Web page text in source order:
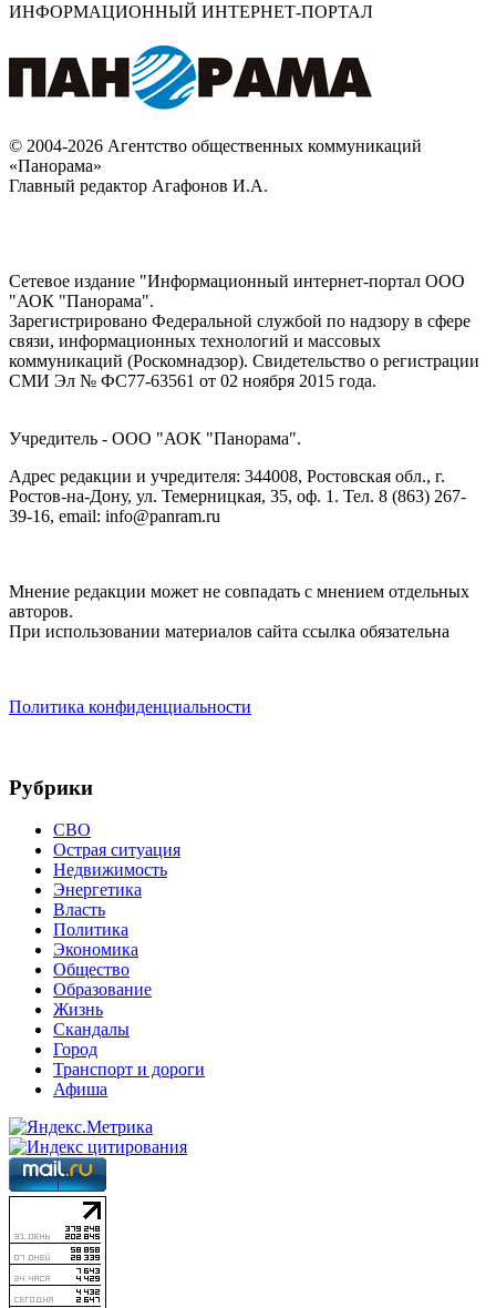
ИНФОРМАЦИОННЫЙ ИНТЕРНЕТ-ПОРТАЛ
© 2004-2026 Агентство общественных коммуникаций
«Панорама»
Главный редактор Агафонов И.А.
Сетевое издание "Информационный интернет-портал ООО
"АОК "Панорама".
Зарегистрировано Федеральной службой по надзору в сфере
связи, информационных технологий и массовых
коммуникаций (Роскомнадзор). Cвидетельство о регистрации
СМИ Эл № ФС77-63561 от 02 ноября 2015 года.
Учредитель - ООО "АОК "Панорама".
Адрес редакции и учредителя: 344008, Ростовская обл., г.
Ростов-на-Дону, ул. Темерницкая, 35, оф. 1. Тел. 8 (863) 267-
39-16, email: info@panram.ru
Мнение редакции может не совпадать с мнением отдельных
авторов.
При использовании материалов сайта ссылка обязательна
Политика конфиденциальности
Рубрики
СВО
Острая ситуация
Недвижимость
Энергетика
Власть
Политика
Экономика
Общество
Образование
Жизнь
Скандалы
Город
Транспорт и дороги
Афиша